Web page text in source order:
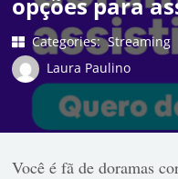
Categories: Streaming
Laura Paulino
Você é fã de doramas